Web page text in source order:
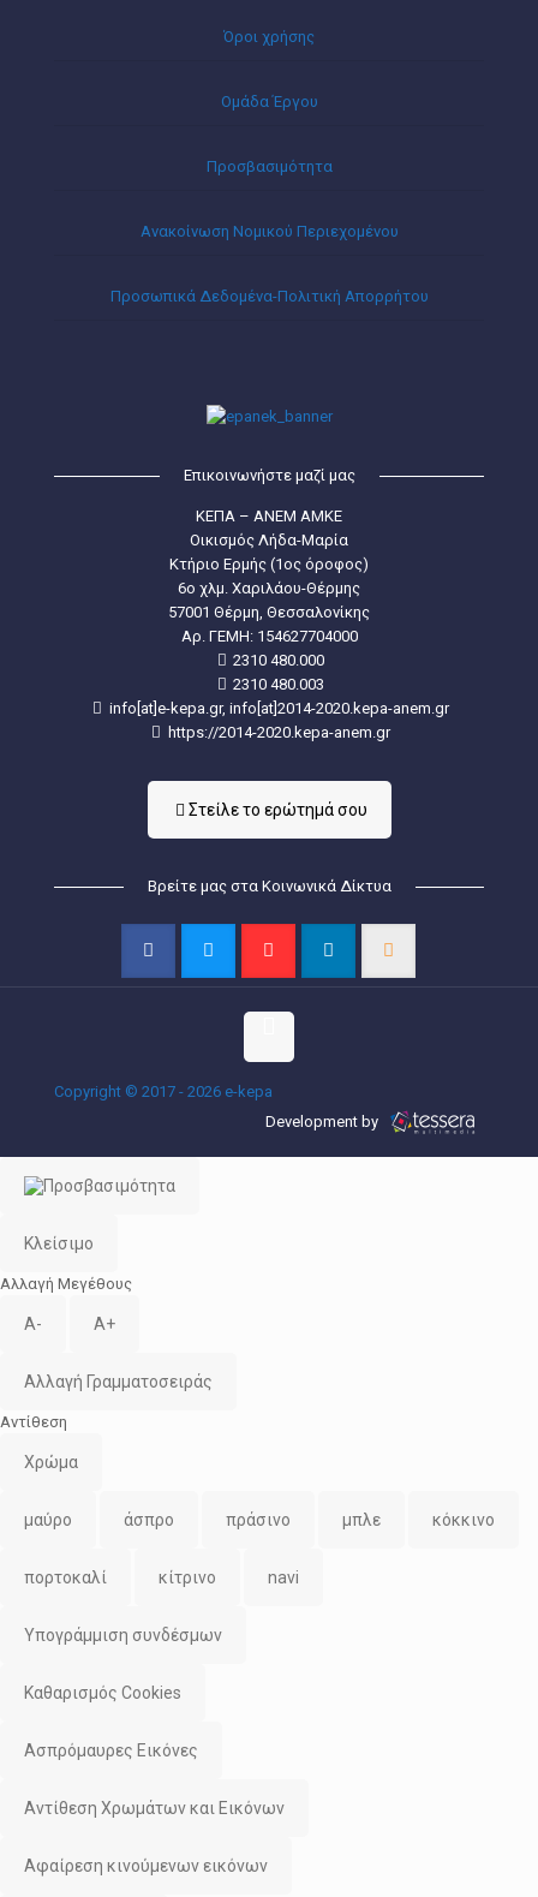
Όροι χρήσης
Ομάδα Έργου
Προσβασιμότητα
Ανακοίνωση Νομικού Περιεχομένου
Προσωπικά Δεδομένα-Πολιτική Απορρήτου
Επικοινωνήστε μαζί μας
ΚΕΠΑ – ΑΝΕΜ ΑΜΚΕ
Οικισμός Λήδα-Μαρία
Κτήριο Ερμής (1ος όροφος)
6ο χλμ. Χαριλάου-Θέρμης
57001 Θέρμη, Θεσσαλονίκης
Aρ. ΓΕΜΗ: 154627704000
2310 480.000
2310 480.003
info[at]e-kepa.gr, info[at]2014-2020.kepa-anem.gr
https://2014-2020.kepa-anem.gr
Στείλε τo ερώτημά σου
Βρείτε μας στα Κοινωνικά Δίκτυα
Copyright © 2017 - 2026 e-kepa
Development by
Κλείσιμο
Αλλαγή Μεγέθους
A- A+
Αλλαγή Γραμματοσειράς
Αντίθεση
Χρώμα
μαύρο άσπρο πράσινο μπλε κόκκινο
πορτοκαλί κίτρινο navi
Υπογράμμιση συνδέσμων
Καθαρισμός Cookies
Ασπρόμαυρες Εικόνες
Αντίθεση Χρωμάτων και Εικόνων
Αφαίρεση κινούμενων εικόνων